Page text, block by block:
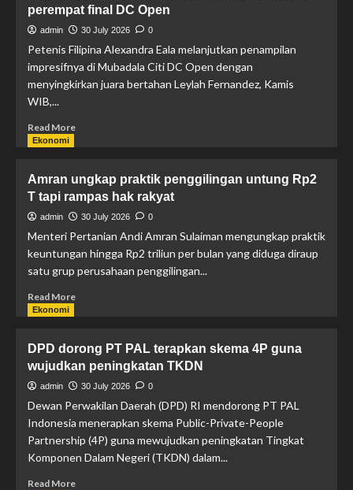
perempat final DC Open
admin 30 July 2026 0
Petenis Filipina Alexandra Eala melanjutkan penampilan
impresifnya di Mubadala Citi DC Open dengan
menyingkirkan juara bertahan Leylah Fernandez, Kamis
WIB,...
Read More
Ekonomi
Amran ungkap praktik penggilingan untung Rp2
T tapi rampas hak rakyat
admin 30 July 2026 0
Menteri Pertanian Andi Amran Sulaiman mengungkap praktik
keuntungan hingga Rp2 triliun per bulan yang diduga diraup
satu grup perusahaan penggilingan...
Read More
Ekonomi
DPD dorong PT PAL terapkan skema 4P guna
wujudkan peningkatan TKDN
admin 30 July 2026 0
Dewan Perwakilan Daerah (DPD) RI mendorong PT PAL
Indonesia menerapkan skema Public-Private-People
Partnership (4P) guna mewujudkan peningkatan Tingkat
Komponen Dalam Negeri (TKDN) dalam...
Read More